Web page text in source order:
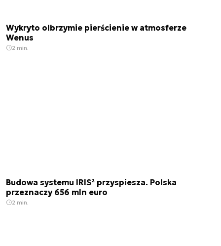
Wykryto olbrzymie pierścienie w atmosferze
Wenus
2 min.
Budowa systemu IRIS² przyspiesza. Polska
przeznaczy 656 mln euro
2 min.